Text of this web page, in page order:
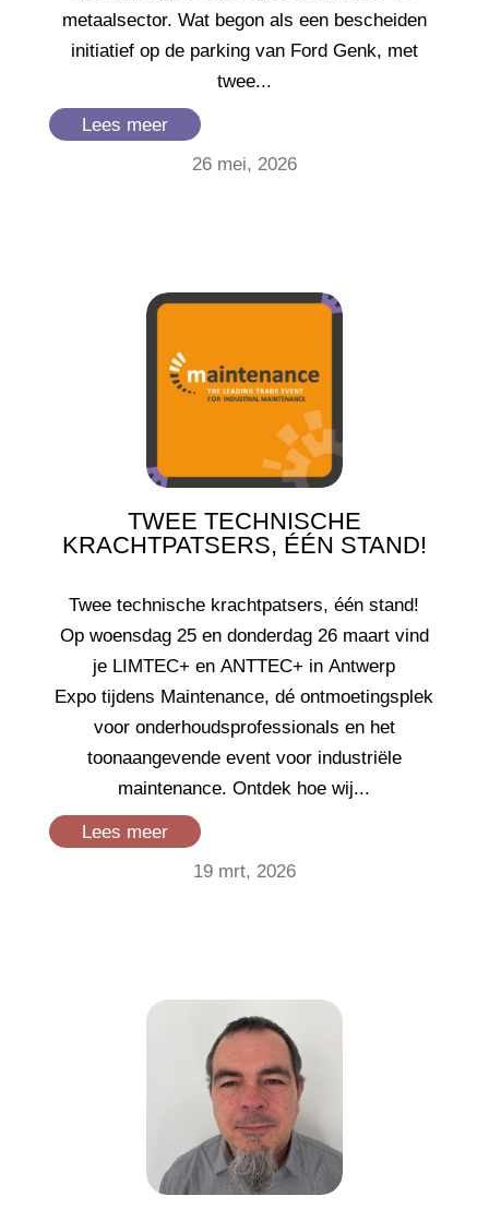
26 mei, 2026
metaalsector. Wat begon als een bescheiden
initiatief op de parking van Ford Genk, met
twee...
Lees meer
TWEE TECHNISCHE
KRACHTPATSERS, ÉÉN STAND!
19 mrt, 2026
Twee technische krachtpatsers, één stand!
Op woensdag 25 en donderdag 26 maart vind
je LIMTEC+ en ANTTEC+ in Antwerp
Expo tijdens Maintenance, dé ontmoetingsplek
voor onderhoudsprofessionals en het
toonaangevende event voor industriële
maintenance. Ontdek hoe wij...
Lees meer